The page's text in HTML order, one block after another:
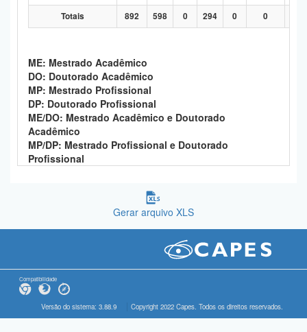
Totais 892 598 0 294 0 0
ME: Mestrado Acadêmico
DO: Doutorado Acadêmico
MP: Mestrado Profissional
DP: Doutorado Profissional
ME/DO: Mestrado Acadêmico e Doutorado
Acadêmico
MP/DP: Mestrado Profissional e Doutorado
Profissional
Gerar arquivo XLS
Compatibilidade
Versão do sistema: 3.88.9 Copyright 2022 Capes. Todos os direitos reservados.